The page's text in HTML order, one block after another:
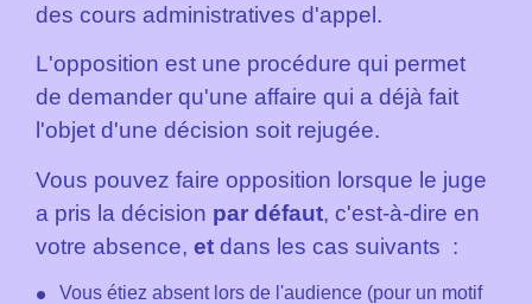
des cours administratives d'appel.
L'opposition est une procédure qui permet
de demander qu'une affaire qui a déjà fait
l'objet d'une décision soit rejugée.
Vous pouvez faire opposition lorsque le juge
a pris la décision par défaut, c'est-à-dire en
votre absence, et dans les cas suivants :
Vous étiez absent lors de l'audience (pour un motif